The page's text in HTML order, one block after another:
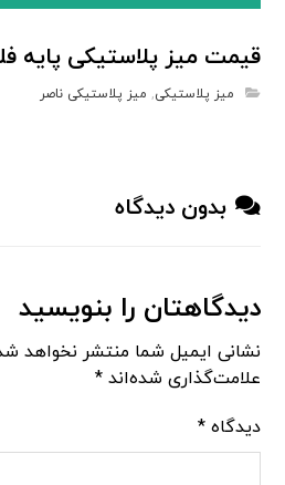
قیمت میز پلاستیکی پایه
میز پلاستیکی, میز پلاستیکی ناصر
بدون دیدگاه
دیدگاهتان را بنویسید
نشانی ایمیل شما منتشر نخواهد
علامت‌گذاری شده‌اند*
دیدگاه*